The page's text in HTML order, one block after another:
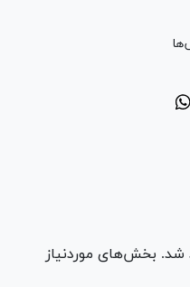
شد. بخش‌های موردنیاز